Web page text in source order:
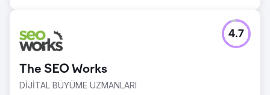
The SEO Works
DİJİTAL BÜYÜME UZMANLARI
4.7